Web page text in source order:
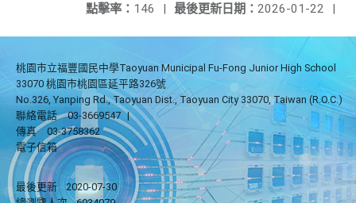
最後更新日期： 2026-01-22 |
點擊率： 146 |
桃園市立福豐國民中學Taoyuan Municipal Fu-Fong Junior High School
33070 桃園市桃園區延平路326號
No.326, Yanping Rd., Taoyuan Dist., Taoyuan City 33070, Taiwan (R.O.C.)
聯絡電話
03-3669547 |
傳真
03-3758362
電子信箱
最後更新
2020-07-30